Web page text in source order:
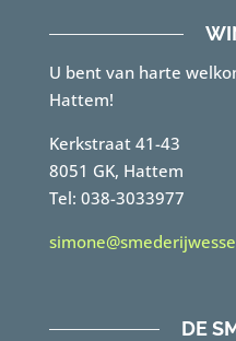
U bent van harte
Hattem!
Kerkstraat 41-43
8051 GK, Hattem
Tel: 038-3033977
DE